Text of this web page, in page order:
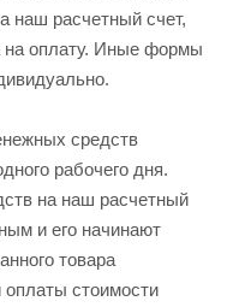
наш расчетный счет,
на оплату. Иные формы
средств
рабочего дня.
на наш расчетный
и его начинают
товара
оплаты стоимости